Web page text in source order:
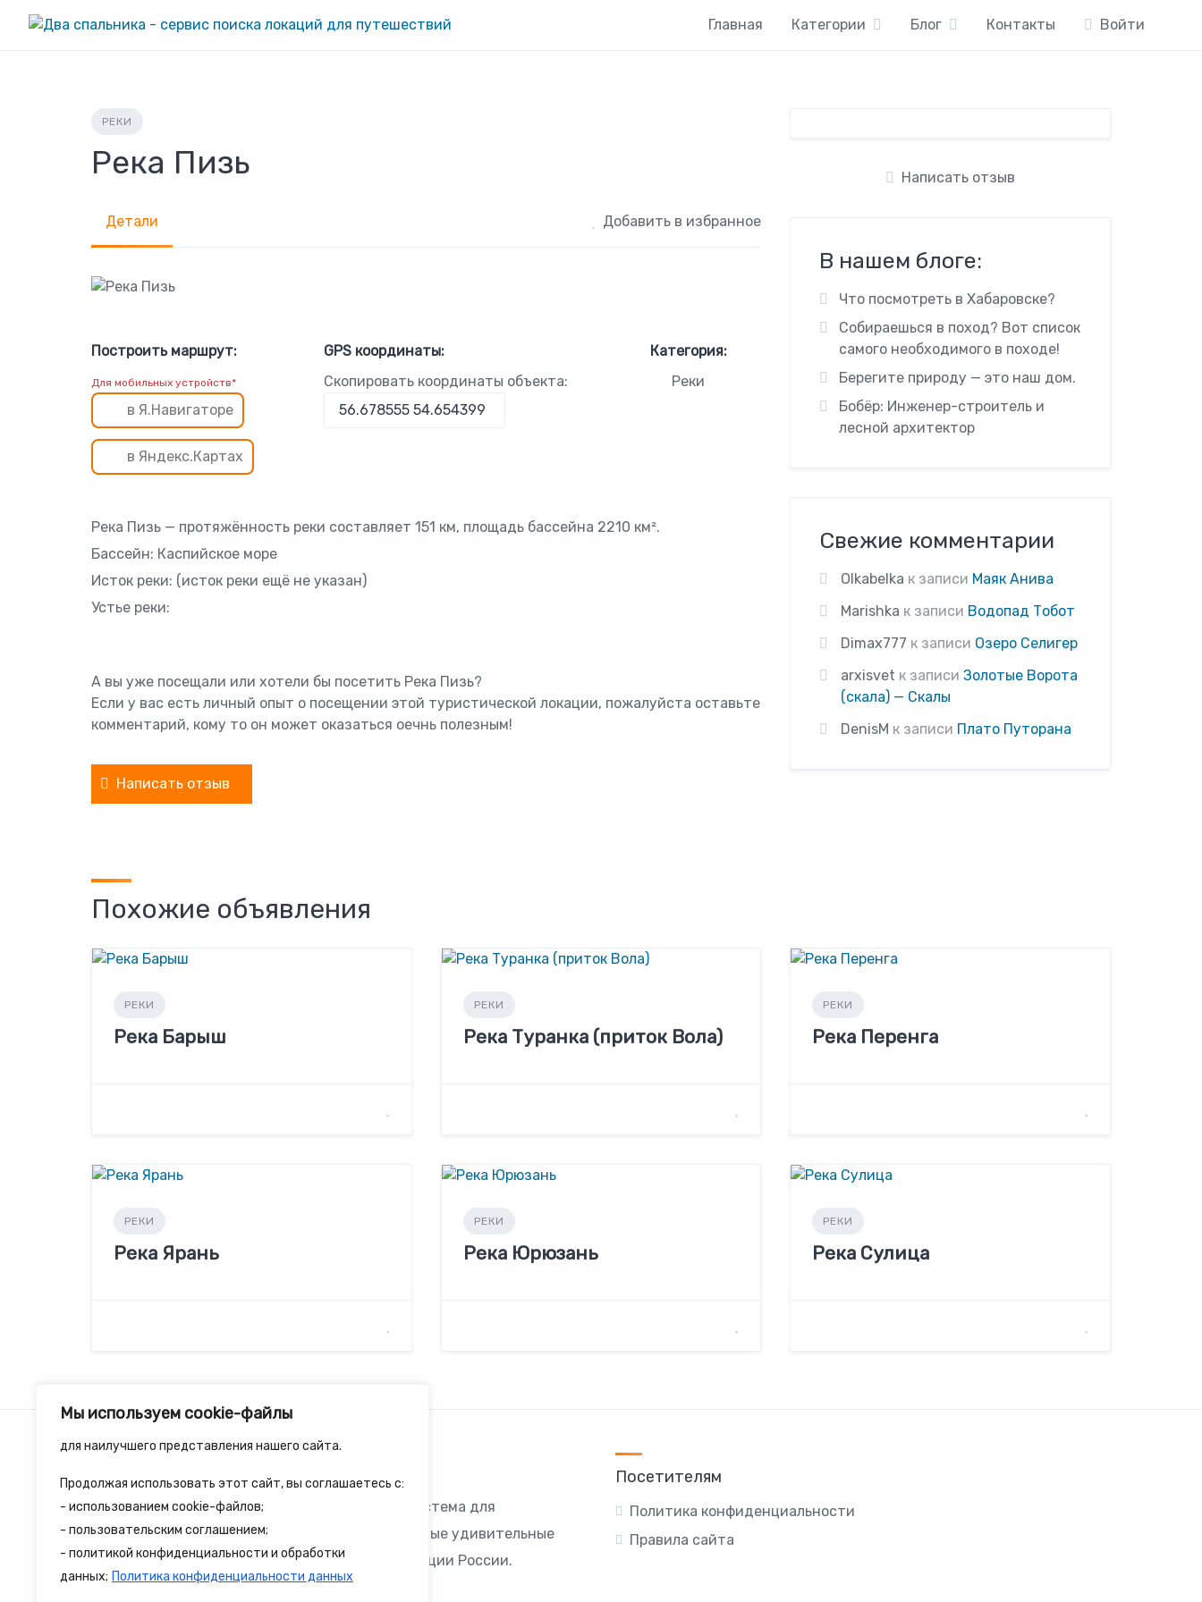
Мы используем cookie-файлы
для наилучшего представления нашего сайта.
Продолжая использовать этот сайт, вы соглашаетесь с:
- использованием cookie-файлов;
- пользовательским соглашением;
- политикой конфиденциальности и обработки
данных; Политика конфиденциальности данных
Главная Категории Блог Контакты Войти
РЕКИ
Река Пизь
Детали Добавить в избранное
Построить маршрут:
Для мобильных устройств*
в Я.Навигаторе
в Яндекс.Картах
GPS координаты:
Скопировать координаты объекта:
Категория:
Реки
Река Пизь — протяжённость реки составляет 151 км, площадь бассейна 2210 км².
Бассейн: Каспийское море
Исток реки: (исток реки ещё не указан)
Устье реки:
А вы уже посещали или хотели бы посетить Река Пизь?
Если у вас есть личный опыт о посещении этой туристической локации, пожалуйста оставьте
комментарий, кому то он может оказаться оечнь полезным!
Написать отзыв
Написать отзыв
В нашем блоге:
Что посмотреть в Хабаровске?
Собираешься в поход? Вот список
самого необходимого в походе!
Берегите природу — это наш дом.
Бобёр: Инженер-строитель и
лесной архитектор
Свежие комментарии
Olkabelka к записи Маяк Анива
Marishka к записи Водопад Тобот
Dimax777 к записи Озеро Селигер
arxisvet к записиЗолотые Ворота
(скала) — Скалы
DenisM к записи Плато Путорана
Похожие объявления
РЕКИ
Река Барыш
РЕКИ
Река Туранка (приток Вола)
РЕКИ
Река Перенга
РЕКИ
Река Ярань
РЕКИ
Река Юрюзань
РЕКИ
Река Сулица
2spalnika.ru — это удобная информационная система для
путешественников и туристов где собраны самые удивительные
достопримечательности и туристические локации России.
Посетителям
Политика конфиденциальности
Правила сайта